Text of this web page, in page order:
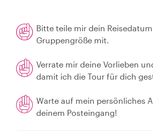
Bitte teile mir dein
Gruppengröße mit.
Verrate mir deine Vorlieben
damit ich die Tour für dich
Warte auf mein persönliches
deinem Posteingang!